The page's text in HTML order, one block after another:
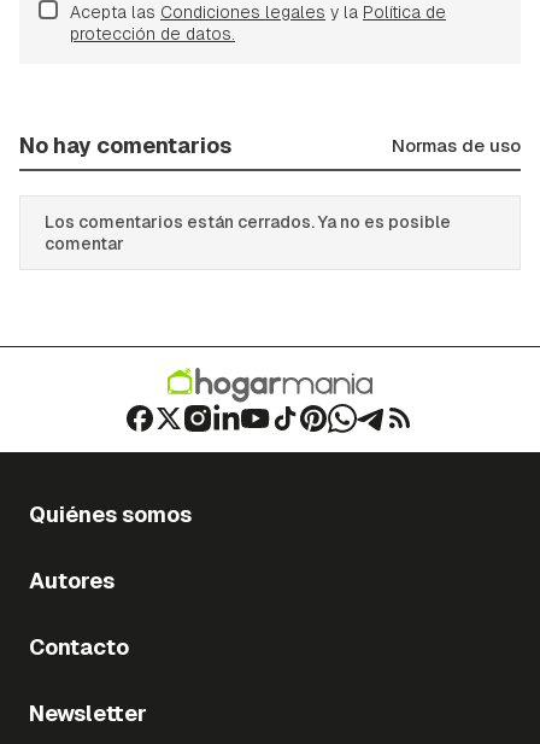
Acepta las Condiciones legales y la Política de
protección de datos.
No hay comentarios Normas de uso
Los comentarios están cerrados. Ya no es posible
comentar
Quiénes somos
Autores
Contacto
Newsletter